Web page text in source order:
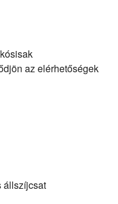
az elérhetőségek
állszíjcsat